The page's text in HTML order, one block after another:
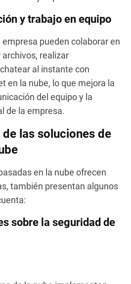
y trabajo en equipo
pueden colaborar en
realizar
al instante con
en la nube, lo que mejora la
del equipo y la
de la empresa.
las soluciones de
en la nube ofrecen
también presentan algunos
sobre la seguridad de